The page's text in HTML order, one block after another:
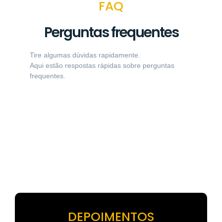
FAQ
Perguntas frequentes
Tire algumas dúvidas rapidamente.
Aqui estão respostas rápidas sobre perguntas
frequentes.
DEPOIMENTOS